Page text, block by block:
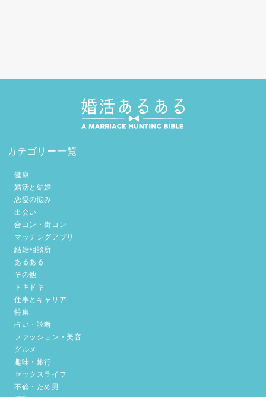
カテゴリー一覧
健康
婚活と結婚
恋愛の悩み
出会い
合コン・街コン
マッチングアプリ
結婚相談所
あるある
その他
ドキドキ
仕事とキャリア
特集
占い・診断
ファッション・美容
グルメ
趣味・旅行
セックスライフ
不倫・だめ男